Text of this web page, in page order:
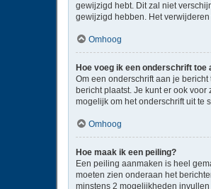
gewijzigd hebt. Dit zal niet
gewijzigd hebben. Het
Omhoog
Hoe voeg ik een onderschrift toe
Om een onderschrift aan je
bericht plaatst. Je kunt er ook
mogelijk om het onderschrift uit te
Omhoog
Hoe maak ik een peiling?
Een peiling aanmaken is heel
moeten zien onderaan het
minstens 2 mogelijkheden